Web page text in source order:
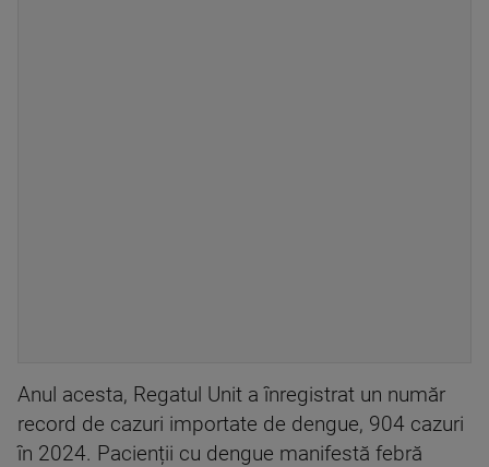
Anul acesta, Regatul Unit a înregistrat un număr
record de cazuri importate de dengue, 904 cazuri
în 2024. Pacienții cu dengue manifestă febră